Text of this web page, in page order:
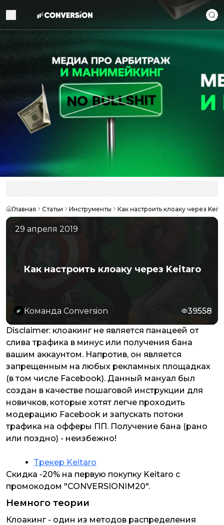
Главная Статьи Инструменты Как настроить клоаку через
29 апреля 2019
Как настроить клоаку через Keitaro
Команда Conversion 39558
Disclaimer: клоакинг не является панацеей от
слива трафика в минус или получения бана
вашим аккаунтом. Напротив, он является
запрещенным на любых рекламных площадках
(в том числе Facebook). Данный мануал был
создан в качестве пошаговой инструкции для
новичков, которые хотят легче проходить
модерацию Facebook и запускать потоки
трафика на офферы ПП. Получение бана (рано
или поздно) - неизбежно!
Трекер Keitaro
Скидка -20% на первую покупку Keitaro с
промокодом "CONVERSIONIM20".
Немного теории
Клоакинг - один из методов распределения